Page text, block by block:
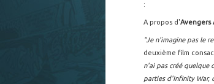
:
A propos d'Avengers
"Je n'imagine pas le
deuxième film
n'ai pas créé quelque
parties d'Infinity War,